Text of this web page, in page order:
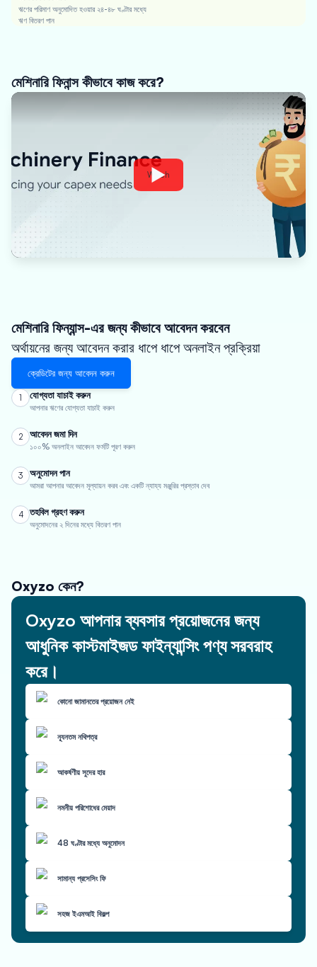
ঋণের পরিমাণ অনুমোদিত হওয়ার ২৪-৪৮ ঘণ্টার মধ্যে
ঋণ বিতরণ পান
মেশিনারি ফিনান্স কীভাবে কাজ করে?
Watch
মেশিনারি ফিন্যান্স-এর জন্য কীভাবে আবেদন করবেন
অর্থায়নের জন্য আবেদন করার ধাপে ধাপে অনলাইন প্রক্রিয়া
ক্রেডিটের জন্য আবেদন করুন
1 যোগ্যতা যাচাই করুন
আপনার ঋণের যোগ্যতা যাচাই করুন
2 আবেদন জমা দিন
১০০% অনলাইন আবেদন ফর্মটি পূরণ করুন
3 অনুমোদন পান
আমরা আপনার আবেদন মূল্যায়ন করব এবং একটি ন্যায্য মঞ্জুরির প্রস্তাব দেব
4 তহবিল গ্রহণ করুন
অনুমোদনের ২ দিনের মধ্যে বিতরণ পান
Oxyzo কেন?
Oxyzo আপনার ব্যবসার প্রয়োজনের জন্য
আধুনিক কাস্টমাইজড ফাইন্যান্সিং পণ্য সরবরাহ
করে।
কোনো জামানতের প্রয়োজন নেই
ন্যূনতম নথিপত্র
আকর্ষণীয় সুদের হার
নমনীয় পরিশোধের মেয়াদ
48 ঘণ্টার মধ্যে অনুমোদন
সামান্য প্রসেসিং ফি
সহজ ইএমআই বিকল্প